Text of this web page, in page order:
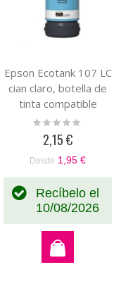
Epson Ecotank 107 LC
cian claro, botella de
tinta compatible
(C13T09B540)
Rating:
2,15 €
Desde 1,95 €
Recíbelo el
10/08/2026